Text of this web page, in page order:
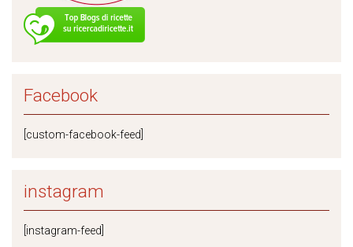
Facebook
[custom-facebook-feed]
instagram
[instagram-feed]